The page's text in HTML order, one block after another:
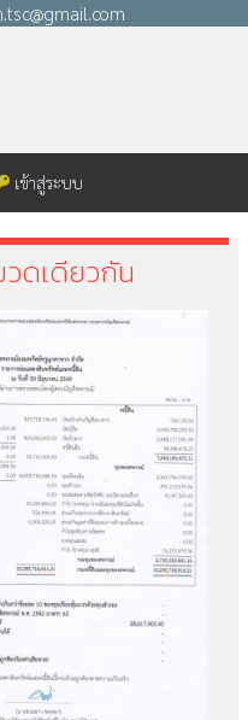
เข้าสู่ระบบ
ดเดียวกัน